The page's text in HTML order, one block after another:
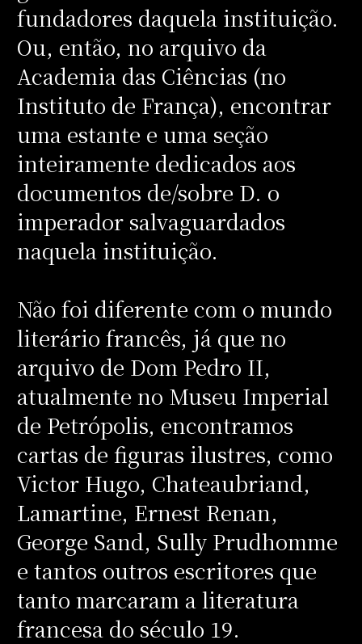
fundadores daquela instituição.
Ou, então, no arquivo da
Academia das Ciências (no
Instituto de França), encontrar
uma estante e uma seção
inteiramente dedicados aos
documentos de/sobre D. o
imperador salvaguardados
naquela instituição.
Não foi diferente com o mundo
literário francês, já que no
arquivo de Dom Pedro II,
atualmente no Museu Imperial
de Petrópolis, encontramos
cartas de figuras ilustres, como
Victor Hugo, Chateaubriand,
Lamartine, Ernest Renan,
George Sand, Sully Prudhomme
e tantos outros escritores que
tanto marcaram a literatura
francesa do século 19.